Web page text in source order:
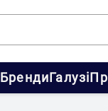
БрендиГалузі